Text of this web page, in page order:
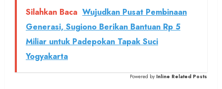
Silahkan Baca Wujudkan Pusat Pembinaan
Generasi, Sugiono Berikan Bantuan Rp 5
Miliar untuk Padepokan Tapak Suci
Yogyakarta
Powered by Inline Related Posts